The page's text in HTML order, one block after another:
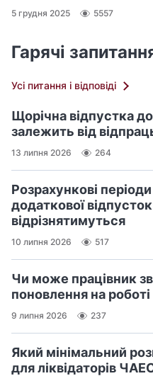
5 грудня 2025 5557
Гарячі
Усі питання і відповіді
Щорічна відпустка
залежить від
13 липня 2026 264
Розрахункові
додаткової
відрізнятимуться
10 липня 2026 517
Чи може працівник
поновлення на роботі
9 липня 2026 237
Який мінімальний
для ліквідаторів